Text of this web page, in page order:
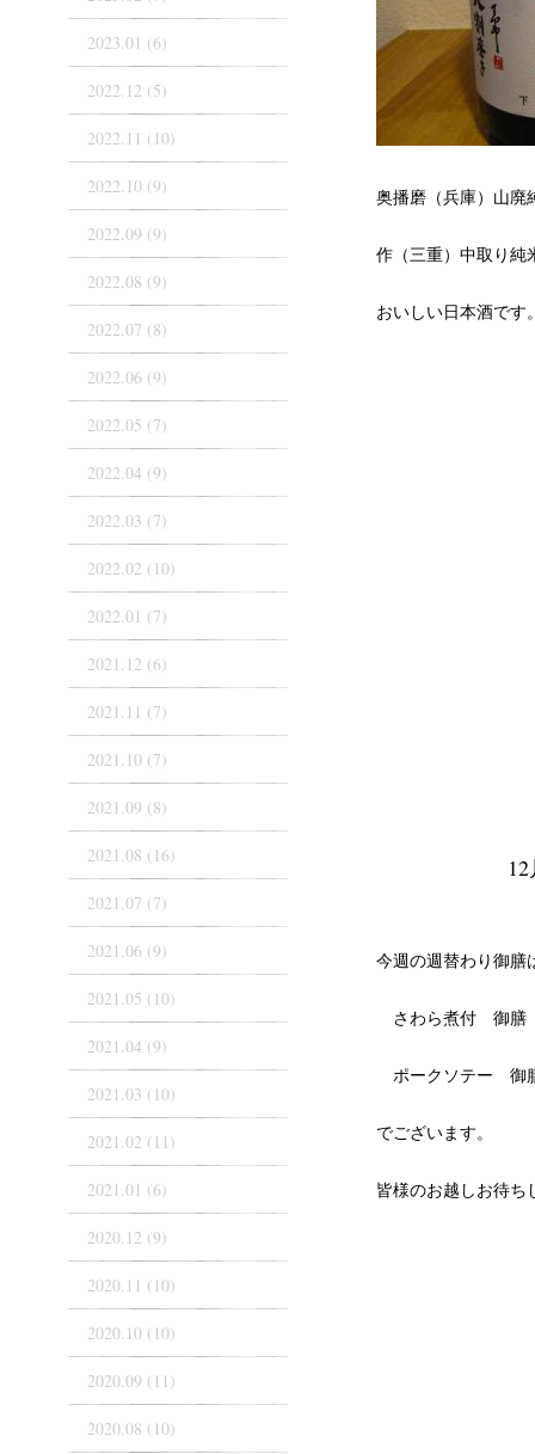
奥播磨（兵庫）山廃
作（三重）中取り純
おいしい日本酒です
今週の週替わり御膳
さわら煮付 御膳
ポークソテー 御
でございます。
皆様のお越しお待ち
2023.01 (6)
2022.12 (5)
2022.11 (10)
2022.10 (9)
2022.09 (9)
2022.08 (9)
2022.07 (8)
2022.06 (9)
2022.05 (7)
2022.04 (9)
2022.03 (7)
2022.02 (10)
2022.01 (7)
2021.12 (6)
2021.11 (7)
2021.10 (7)
2021.09 (8)
2021.08 (16)
2021.07 (7)
2021.06 (9)
2021.05 (10)
2021.04 (9)
2021.03 (10)
2021.02 (11)
2021.01 (6)
2020.12 (9)
2020.11 (10)
2020.10 (10)
2020.09 (11)
2020.08 (10)